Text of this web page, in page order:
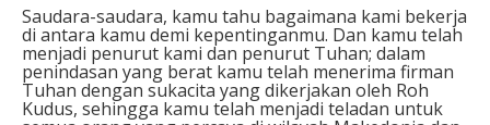
Saudara-saudara, kamu tahu bagaimana kami bekerja
di antara kamu demi kepentinganmu. Dan kamu telah
menjadi penurut kami dan penurut Tuhan; dalam
penindasan yang berat kamu telah menerima firman
Tuhan dengan sukacita yang dikerjakan oleh Roh
Kudus, sehingga kamu telah menjadi teladan untuk